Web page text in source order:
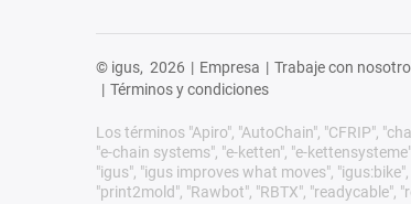
© igus, 2026 | Empresa | Trabaje con
| Términos y condiciones
Los términos "Apiro", "AutoChain", "CFRIP",
"e-chain systems", "e-ketten", "e-
"igus", "igus improves what moves",
"print2mold", "Rawbot", "RBTX", "readycable",